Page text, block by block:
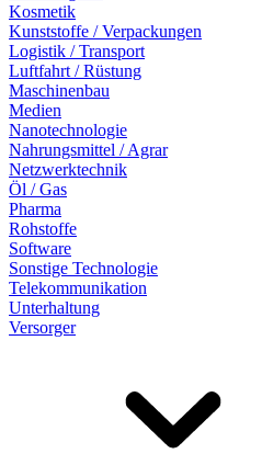
Kosmetik
Kunststoffe / Verpackungen
Logistik / Transport
Luftfahrt / Rüstung
Maschinenbau
Medien
Nanotechnologie
Nahrungsmittel / Agrar
Netzwerktechnik
Öl / Gas
Pharma
Rohstoffe
Software
Sonstige Technologie
Telekommunikation
Unterhaltung
Versorger